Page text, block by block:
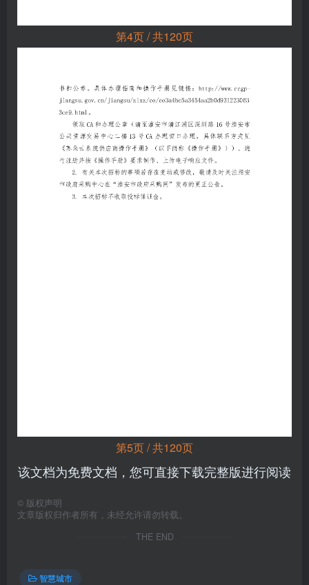
第4页 / 共120页
第5页 / 共120页
该文档为免费文档，您可直接下载完整版进行阅读
© 版权声明
文章版权归作者所有，未经允许请勿转载。
THE END
智慧城市